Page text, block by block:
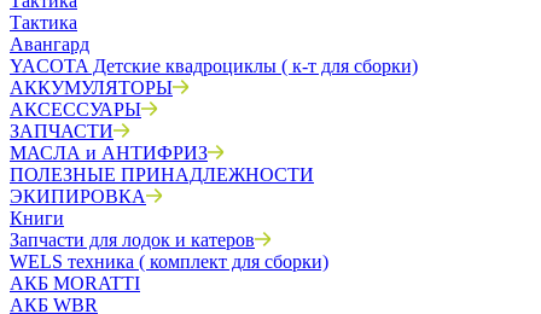
Тактика
Авангард
YACOTA Детские квадроциклы ( к-т для сборки)
АККУМУЛЯТОРЫ
АКСЕССУАРЫ
ЗАПЧАСТИ
МАСЛА и АНТИФРИЗ
ПОЛЕЗНЫЕ ПРИНАДЛЕЖНОСТИ
ЭКИПИРОВКА
Книги
Запчасти для лодок и катеров
WELS техника ( комплект для сборки)
АКБ MORATTI
АКБ WBR